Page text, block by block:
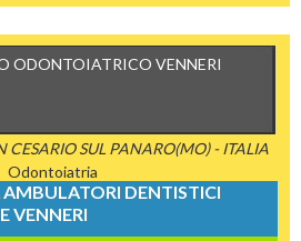
ODONTOIATRICO VENNERI
CESARIO SUL PANARO(MO) - ITALIA
Odontoiatria
AMBULATORI DENTISTICI
VENNERI